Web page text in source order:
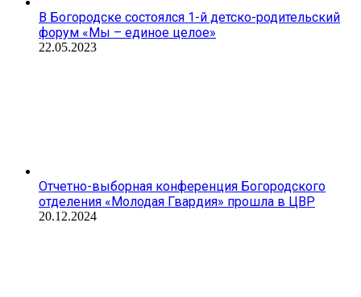
В Богородске состоялся 1-й детско-родительский
форум «Мы – единое целое»
22.05.2023
Отчетно-выборная конференция Богородского
отделения «Молодая Гвардия» прошла в ЦВР
20.12.2024